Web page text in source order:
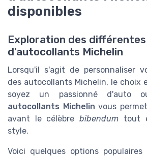
disponibles
Exploration des
d'autocollants Michelin
Lorsqu'il s'agit de personnaliser
des autocollants Michelin, le choix
soyez un passionné d'auto
autocollants Michelin vous
avant le célèbrebibendum tout
style.
Voici quelques options